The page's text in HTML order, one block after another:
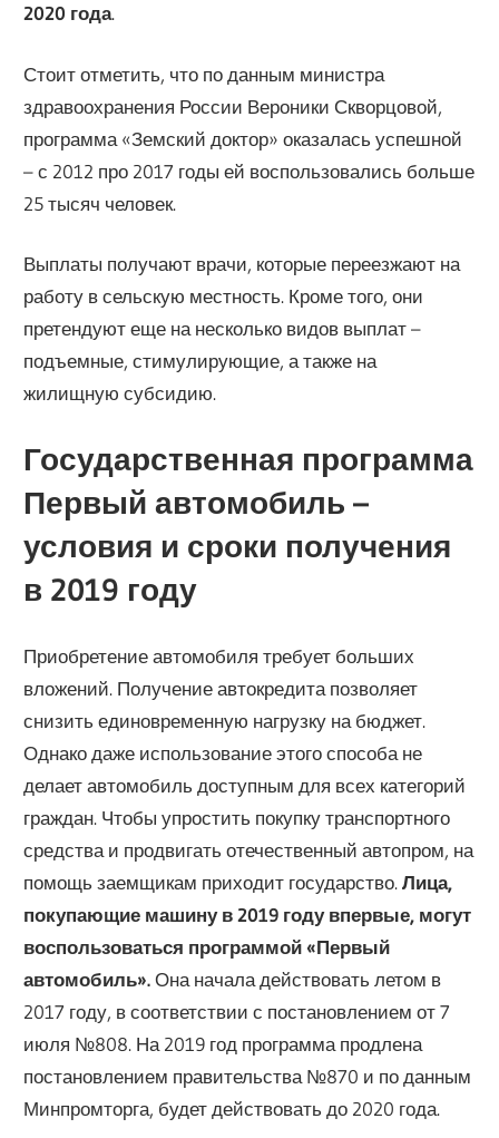
2020 года.
Стоит отметить, что по данным министра
здравоохранения России Вероники Скворцовой,
программа «Земский доктор» оказалась успешной
– с 2012 про 2017 годы ей воспользовались больше
25 тысяч человек.
Выплаты получают врачи, которые переезжают на
работу в сельскую местность. Кроме того, они
претендуют еще на несколько видов выплат –
подъемные, стимулирующие, а также на
жилищную субсидию.
Государственная программа
Первый автомобиль –
условия и сроки получения
в 2019 году
Приобретение автомобиля требует больших
вложений. Получение автокредита позволяет
снизить единовременную нагрузку на бюджет.
Однако даже использование этого способа не
делает автомобиль доступным для всех категорий
граждан. Чтобы упростить покупку транспортного
средства и продвигать отечественный автопром, на
помощь заемщикам приходит государство.Лица,
покупающие машину в 2019 году впервые, могут
воспользоваться программой «Первый
автомобиль».Она начала действовать летом в
2017 году, в соответствии с постановлением от 7
июля №808. На 2019 год программа продлена
постановлением правительства №870 и по данным
Минпромторга, будет действовать до 2020 года.